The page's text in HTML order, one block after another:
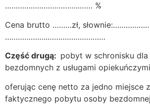
……………………………..…… %
Cena brutto ………zł,
………………..………………………
Część drugą: pobyt w schronisku dla
bezdomnych z usługami opiekuńczymi
oferując cenę netto za jedno miejsce
faktycznego pobytu osoby bezdomnej